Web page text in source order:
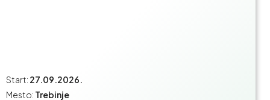
Start: 27.09.2026.
Mesto: Trebinje